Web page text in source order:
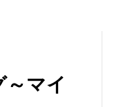
マイ